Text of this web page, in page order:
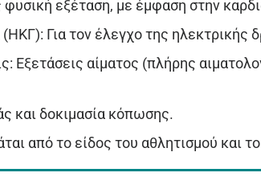
εξέταση, με έμφαση στην
Για τον έλεγχο της ηλεκτρικής
Εξετάσεις αίματος (πλήρης
και δοκιμασία κόπωσης.
από το είδος του αθλητισμού και